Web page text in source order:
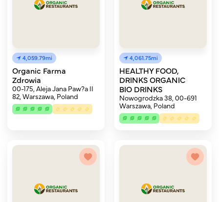
4,059.79mi
Organic Farma
Zdrowia
00-175, Aleja Jana Paw?a II
82, Warszawa, Poland
4,061.75mi
HEALTHY FOOD,
DRINKS ORGANIC
BIO DRINKS
Nowogrodzka 38, 00-691
Warszawa, Poland